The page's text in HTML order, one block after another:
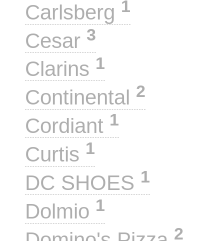
Carlsberg 1
Cesar 3
Clarins 1
Continental 2
Cordiant 1
Curtis 1
DC SHOES 1
Dolmio 1
2